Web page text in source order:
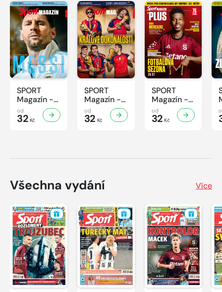
SPORT
Magazín -
32/2026
od
32 Kč
SPORT
Magazín -
31/2026
od
32 Kč
SPORT
Magazín -
30/2026
od
32 Kč
Všechna vydání Více